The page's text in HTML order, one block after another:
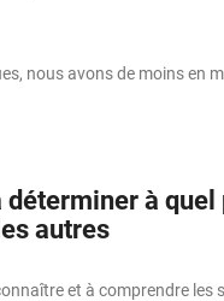
nous avons de moins en
à quel
autres
et à comprendre les